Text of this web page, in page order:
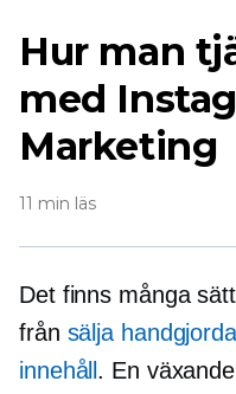
Hur man
med
Marketing
11 min läs
Det finns många
från sälja
innehåll . En